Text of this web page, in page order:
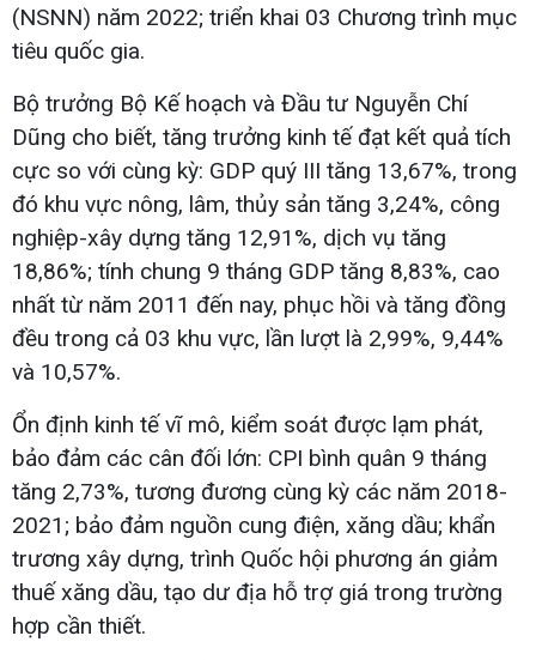
(NSNN) năm 2022; triển khai 03 Chương trình mục
tiêu quốc gia.
Bộ trưởng Bộ Kế hoạch và Đầu tư Nguyễn Chí
Dũng cho biết, tăng trưởng kinh tế đạt kết quả tích
cực so với cùng kỳ: GDP quý III tăng 13,67%, trong
đó khu vực nông, lâm, thủy sản tăng 3,24%, công
nghiệp-xây dựng tăng 12,91%, dịch vụ tăng
18,86%; tính chung 9 tháng GDP tăng 8,83%, cao
nhất từ năm 2011 đến nay, phục hồi và tăng đồng
đều trong cả 03 khu vực, lần lượt là 2,99%, 9,44%
và 10,57%.
Ổn định kinh tế vĩ mô, kiểm soát được lạm phát,
bảo đảm các cân đối lớn: CPI bình quân 9 tháng
tăng 2,73%, tương đương cùng kỳ các năm 2018-
2021; bảo đảm nguồn cung điện, xăng dầu; khẩn
trương xây dựng, trình Quốc hội phương án giảm
thuế xăng dầu, tạo dư địa hỗ trợ giá trong trường
hợp cần thiết.